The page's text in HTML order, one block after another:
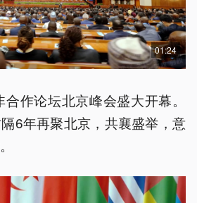
01:24
作论坛北京峰会盛大开幕。
6年再聚北京，共襄盛举，意